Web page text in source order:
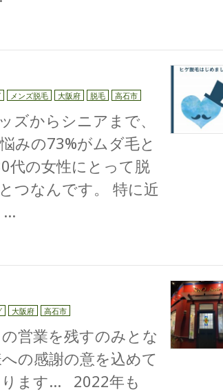
メンズ脱毛 大阪府 脱毛 高石市
ズからシニアまで、
みの73%がムダ毛と
代の女性にとって脱
つなんです。 特に近
…
大阪府 高石市
営業を残すのみとな
の感謝の意を込めて
ります… 2022年も